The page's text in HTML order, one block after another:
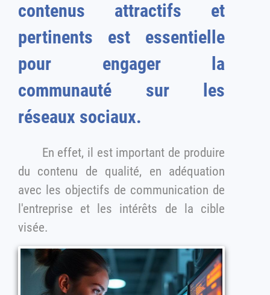
contenus attractifs et
pertinents est essentielle
pour engager la
communauté sur les
réseaux sociaux.
En effet, il est important de produire
du contenu de qualité, en adéquation
avec les objectifs de communication de
l'entreprise et les intérêts de la cible
visée.